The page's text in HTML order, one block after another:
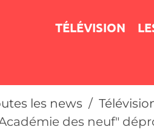
TÉLÉVISION
les news
des neuf"